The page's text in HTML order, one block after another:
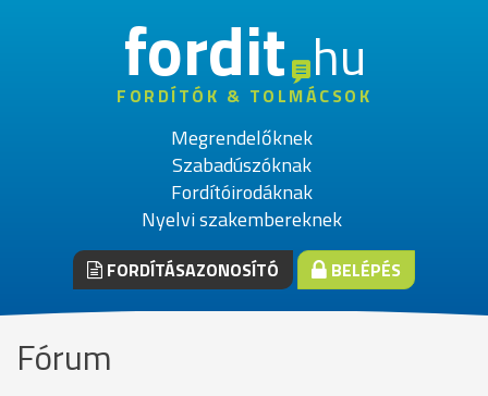
fordithu
FORDÍTÓK & TOLMÁCSOK
Megrendelőknek
Szabadúszóknak
Fordítóirodáknak
Nyelvi szakembereknek
FORDÍTÁSAZONOSÍTÓ BELÉPÉS
Fórum